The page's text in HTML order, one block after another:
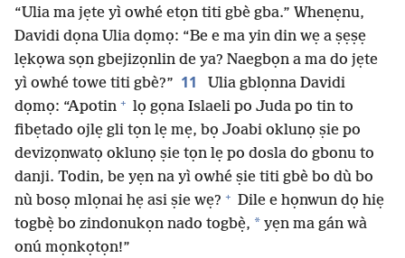
“Ulia ma jẹte yì owhé etọn titi gbè gba.” Whenẹnu,
Davidi dọna Ulia dọmọ: “Be e ma yin din wẹ a ṣẹṣẹ
lẹkọwa sọn gbejizọnlin de ya? Naegbọn a ma do jẹte
yì owhé towe titi gbè?” 11
Ulia gblọnna Davidi
dọmọ: “Apotin + lọ gọna Islaeli po Juda po tin to
fibẹtado ojlẹ gli tọn lẹ mẹ, bọ Joabi oklunọ ṣie po
devizọnwatọ oklunọ ṣie tọn lẹ po dosla do gbonu to
danji. Todin, be yẹn na yì owhé ṣie titi gbè bo dù bo
nù bosọ mlọnai hẹ asi ṣie wẹ? + Dile e họnwun dọ hiẹ
togbẹ̀ bo zindonukọn nado togbẹ̀, * yẹn ma gán wà
onú mọnkọtọn!”